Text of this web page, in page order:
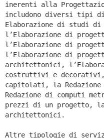
inerenti alla
includono diversi tipi
Elaborazione di studi
l’Elaborazione di
l’Elaborazione di
l’Elaborazione di
architettonici,
costruttivi e decorativi,
capitolati, la
Redazione di computi
prezzi di un progetto,
architettonici.
Altre tipologie di servizi